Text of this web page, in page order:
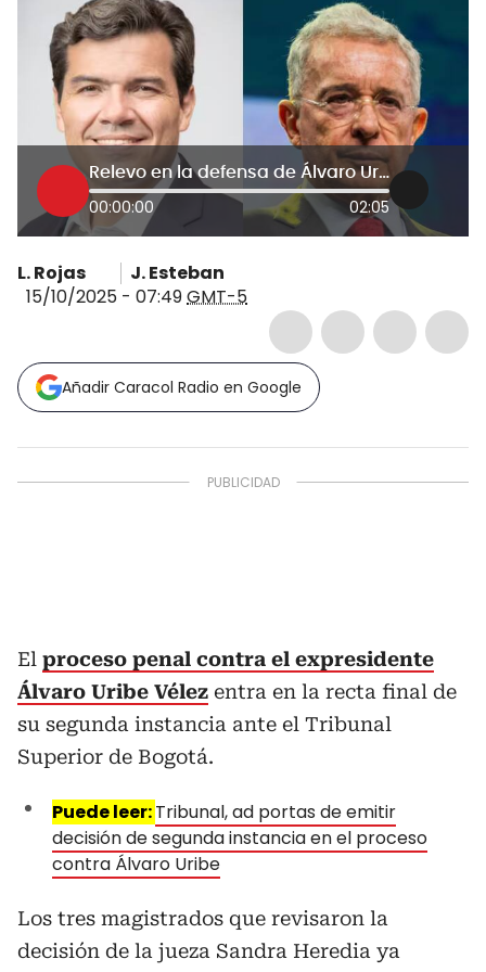
Relevo en la defensa de Álvaro Uribe: abogado Mauricio Pava asumirá casación
00:00:00 02:05
L. Rojas
J. Esteban
15/10/2025 - 07:49GMT-5
Añadir Caracol Radio en Google
El proceso penal contra el expresidente
Álvaro Uribe Vélez entra en la recta final de
su segunda instancia ante el Tribunal
Superior de Bogotá.
Puede leer:Tribunal, ad portas de emitir
decisión de segunda instancia en el proceso
contra Álvaro Uribe
Los tres magistrados que revisaron la
decisión de la jueza Sandra Heredia ya